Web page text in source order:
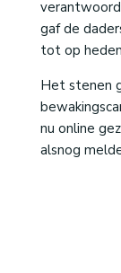
gaf de
tot op
Het stenen
nu online
alsnog